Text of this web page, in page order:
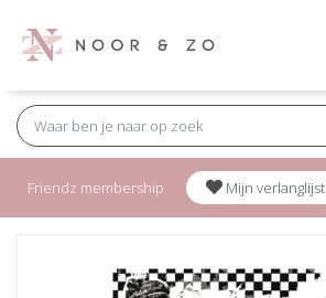
Friendz membership Mijn verlanglijst